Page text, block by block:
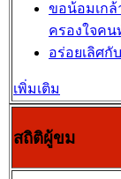
ขอน้อมเกล้
ครองใจคน
อร่อยเลิศกั
เพิ่มเติม
สถิติผู้ขม